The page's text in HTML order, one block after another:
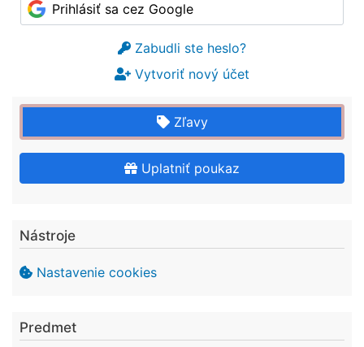
Prihlásiť sa cez Google
Zabudli ste heslo?
Vytvoriť nový účet
Zľavy
Uplatniť poukaz
Nástroje
Nastavenie cookies
Predmet